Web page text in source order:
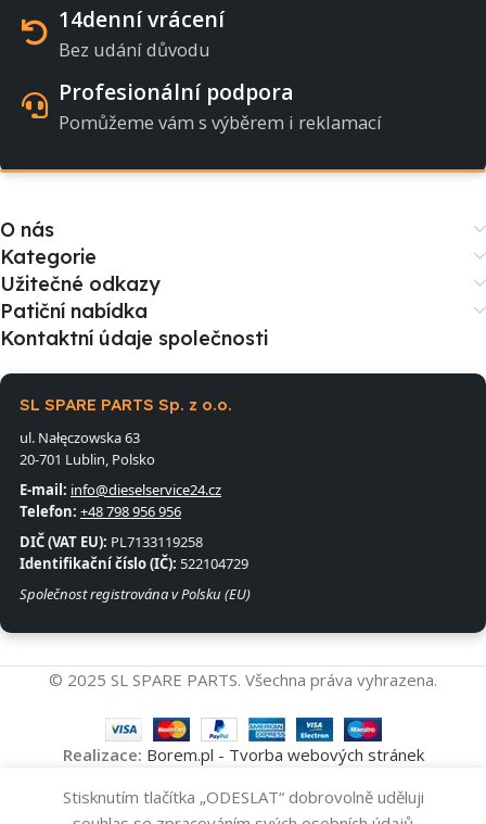
14denní vrácení
Bez udání důvodu
Profesionální podpora
Pomůžeme vám s výběrem i reklamací
O nás
Kategorie
Užitečné odkazy
Patiční nabídka
Kontaktní údaje společnosti
SL SPARE PARTS Sp. z o.o.
ul. Nałęczowska 63
20-701 Lublin, Polsko
E-mail: info@dieselservice24.cz
Telefon: +48 798 956 956
DIČ (VAT EU): PL7133119258
Identifikační číslo (IČ): 522104729
Společnost registrována v Polsku (EU)
© 2025 SL SPARE PARTS. Všechna práva vyhrazena.
Realizace: Borem.pl - Tvorba webových stránek
Stisknutím tlačítka „ODESLAT“ dobrovolně uděluji
Vysokotlakové
Čerpadlo
Přidat Do